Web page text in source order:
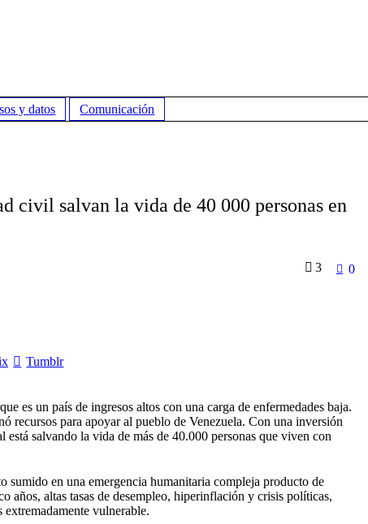
y datos Comunicación
civil salvan la vida de 40 000 personas en
3 0
Tumblr
es un país de ingresos altos con una carga de enfermedades baja.
para apoyar al pueblo de Venezuela. Con una inversión
salvando la vida de más de 40.000 personas que viven con
sumido en una emergencia humanitaria compleja producto de
años, altas tasas de desempleo, hiperinflación y crisis políticas,
vulnerable.